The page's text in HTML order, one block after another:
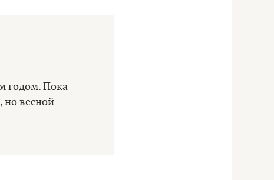
годом. Пока
но весной